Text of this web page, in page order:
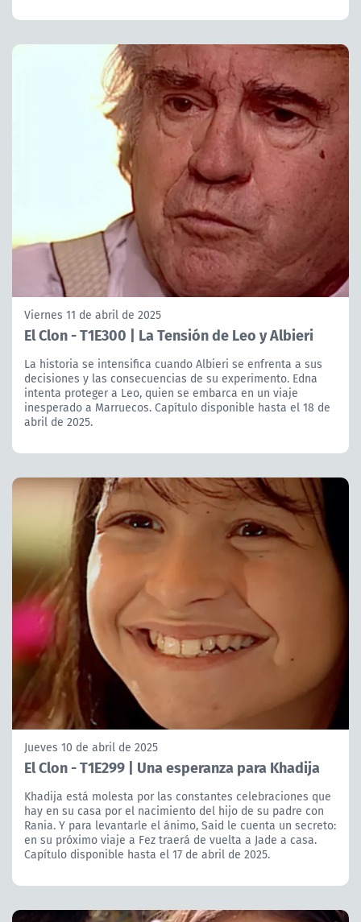
Viernes 11 de abril de 2025
El Clon - T1E300 | La Tensión de Leo y Albieri
La historia se intensifica cuando Albieri se enfrenta a sus
decisiones y las consecuencias de su experimento. Edna
intenta proteger a Leo, quien se embarca en un viaje
inesperado a Marruecos. Capítulo disponible hasta el 18 de
abril de 2025.
Jueves 10 de abril de 2025
El Clon - T1E299 | Una esperanza para Khadija
Khadija está molesta por las constantes celebraciones que
hay en su casa por el nacimiento del hijo de su padre con
Rania. Y para levantarle el ánimo, Said le cuenta un secreto:
en su próximo viaje a Fez traerá de vuelta a Jade a casa.
Capítulo disponible hasta el 17 de abril de 2025.